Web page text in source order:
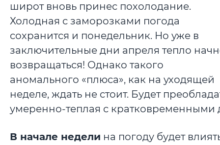
широт вновь принес похолодание.
Холодная с заморозками погода
сохранится и понедельник. Но уже в
заключительные дни апреля тепло
возвращаться! Однако такого
аномального «плюса», как на уходящей
неделе, ждать не стоит. Будет
умеренно-теплая с кратковременными
В начале недели на погоду будет